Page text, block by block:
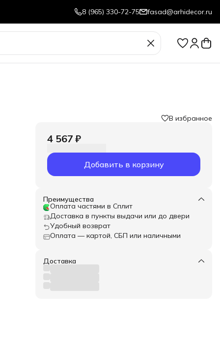
8 (965) 330-72-75 fasad@arhidecor.ru
В избранное
4 567 ₽
Добавить в корзину
Преимущества
Оплата частями в Сплит
Доставка в пункты выдачи или до двери
Удобный возврат
Оплата — картой, СБП или наличными
Доставка